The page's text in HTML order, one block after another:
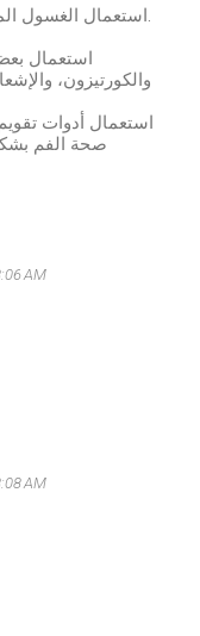
استعمال
والكورتيزون،
استعمال أدوات
صحة الفم
AM
AM